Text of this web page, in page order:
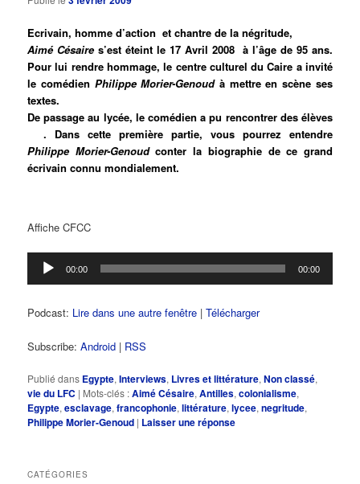
Ecrivain, homme d’action et chantre de la négritude,
Aimé Césaires’est éteint le 17 Avril 2008 à l’âge de 95 ans.
Pour lui rendre hommage, le centre culturel du Caire a invité
le comédien Philippe Morier-Genoudà mettre en scène ses
textes.
De passage au lycée, le comédien a pu rencontrer des élèves
. Dans cette première partie, vous pourrez entendre
Philippe Morier-Genoudconter la biographie de ce grand
écrivain connu mondialement.
Affiche CFCC
Lecteur
audio
00:00 00:00
Podcast: Lire dans une autre fenêtre |Télécharger
Subscribe:Android | RSS
Publié dans Egypte,Interviews, Livres et littérature,Non classé,
vie du LFC | Mots-clés :Aimé Césaire,Antilles,colonialisme,
Egypte,esclavage,francophonie,littérature,lycee,negritude,
Philippe Morier-Genoud | Laisser une réponse
CATÉGORIES